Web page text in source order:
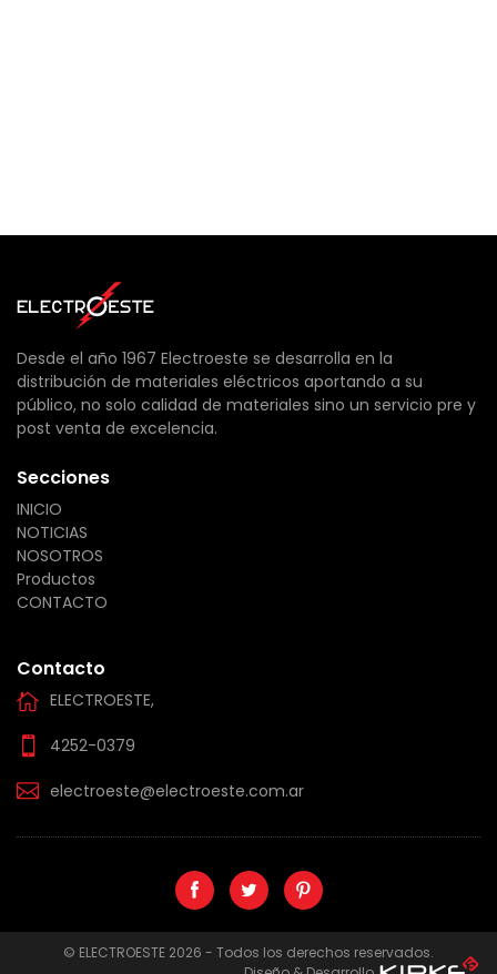
Desde el año 1967 Electroeste se desarrolla en la
distribución de materiales eléctricos aportando a su
público, no solo calidad de materiales sino un servicio pre y
post venta de excelencia.
Secciones
INICIO
NOTICIAS
NOSOTROS
Productos
CONTACTO
Contacto
ELECTROESTE,
4252-0379
electroeste@electroeste.com.ar
© ELECTROESTE 2026 - Todos los derechos reservados.